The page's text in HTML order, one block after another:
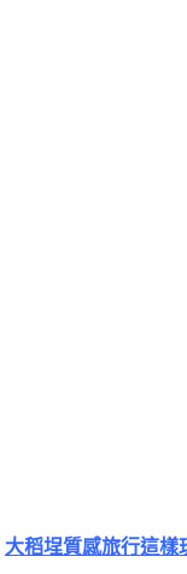
大稻埕質感旅行這樣